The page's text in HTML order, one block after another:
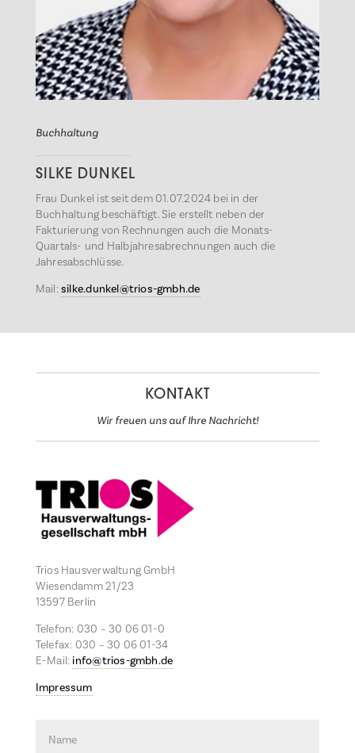
Buchhaltung
SILKE DUNKEL
Frau Dunkel ist seit dem 01.07.2024 bei in der
Buchhaltung beschäftigt. Sie erstellt neben der
Fakturierung von Rechnungen auch die Monats-
Quartals- und Halbjahresabrechnungen auch die
Jahresabschlüsse.
Mail:silke.dunkel@trios-gmbh.de
KONTAKT
Wir freuen uns auf Ihre Nachricht!
Trios Hausverwaltung GmbH
Wiesendamm 21/23
13597 Berlin
Telefon: 030 – 30 06 01-0
Telefax: 030 – 30 06 01-34
E-Mail: info@trios-gmbh.de
Impressum